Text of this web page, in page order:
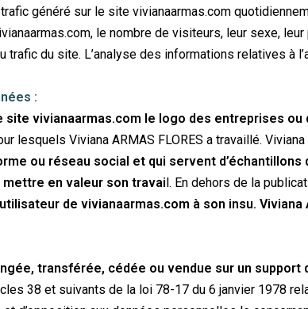
généré sur le site vivianaarmas.com
le nombre de visiteurs, leur sexe,
du site. L’analyse des informations relatives à
:
site vivianaarmas.com le logo des entreprises
Viviana ARMAS FLORES a travaillé. Viviana
ou réseau social et qui servent d’échantillons
en valeur son travail. En dehors de la
de vivianaarmas.com à son insu. Viviana
transférée, cédée ou vendue sur un support
38 et suivants de la loi 78-17 du 6 janvier 1978